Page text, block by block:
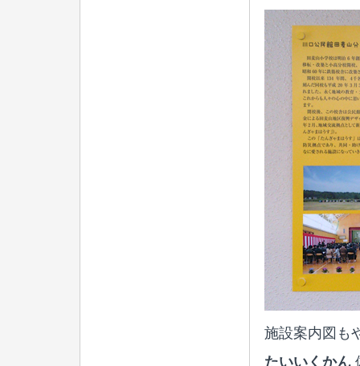
施設案内図も
たいいくかん